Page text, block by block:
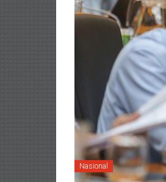
Nasional